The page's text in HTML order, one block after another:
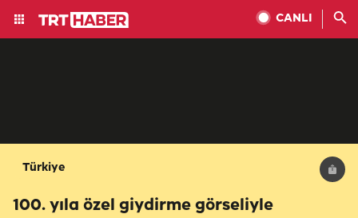
CANLI
Türkiye
100. yıla özel giydirme görseliyle